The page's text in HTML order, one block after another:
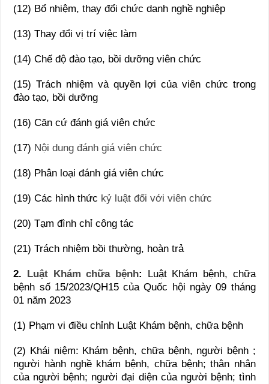
(12) Bổ nhiệm, thay đổi chức danh nghề nghiệp
(13) Thay đổi vị trí việc làm
(14) Chế độ đào tạo, bồi dưỡng viên chức
(15) Trách nhiệm và quyền lợi của viên chức trong
đào tạo, bồi dưỡng
(16) Căn cứ đánh giá viên chức
(17) Nội dung đánh giá viên chức
(18) Phân loại đánh giá viên chức
(19) Các hình thức kỷ luật đối với viên chức
(20) Tạm đình chỉ công tác
(21) Trách nhiệm bồi thường, hoàn trả
2. Luật Khám chữa bệnh:
Luật Khám bệnh, chữa
bệnh số 15/2023/QH15 của Quốc hội ngày 09 tháng
01 năm 2023
(1) Phạm vi điều chỉnh Luật Khám bệnh, chữa bệnh
(2) Khái niệm: Khám bệnh, chữa bệnh, người bệnh ;
người hành nghề khám bệnh, chữa bệnh; thân nhân
của người bệnh; người đại diện của người bệnh; tình